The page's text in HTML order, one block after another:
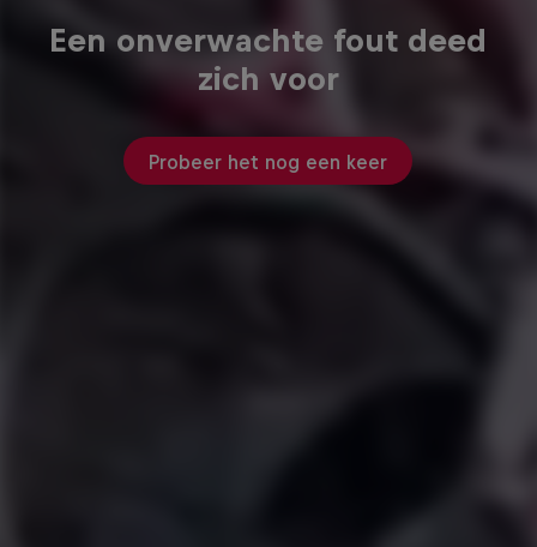
Een onverwachte fout deed
zich voor
Probeer het nog een keer